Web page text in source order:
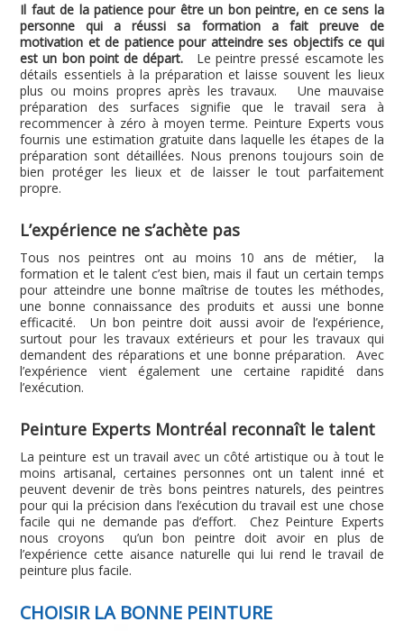
Il faut de la patience pour être un bon peintre, en ce sens la
personne qui a réussi sa formation a fait preuve de
motivation et de patience pour atteindre ses objectifs ce qui
est un bon point de départ.Le peintre pressé escamote les
détails essentiels à la préparation et laisse souvent les lieux
plus ou moins propres après les travaux. Une mauvaise
préparation des surfaces signifie que le travail sera à
recommencer à zéro à moyen terme. Peinture Experts vous
fournis une estimation gratuite dans laquelle les étapes de la
préparation sont détaillées. Nous prenons toujours soin de
bien protéger les lieux et de laisser le tout parfaitement
propre.
L’expérience ne s’achète pas
Tous nos peintres ont au moins 10 ans de métier, la
formation et le talent c’est bien, mais il faut un certain temps
pour atteindre une bonne maîtrise de toutes les méthodes,
une bonne connaissance des produits et aussi une bonne
efficacité. Un bon peintre doit aussi avoir de l’expérience,
surtout pour les travaux extérieurs et pour les travaux qui
demandent des réparations et une bonne préparation. Avec
l’expérience vient également une certaine rapidité dans
l’exécution.
Peinture Experts Montréal reconnaît le talent
La peinture est un travail avec un côté artistique ou à tout le
moins artisanal, certaines personnes ont un talent inné et
peuvent devenir de très bons peintres naturels, des peintres
pour qui la précision dans l’exécution du travail est une chose
facile qui ne demande pas d’effort. Chez Peinture Experts
nous croyons qu’un bon peintre doit avoir en plus de
l’expérience cette aisance naturelle qui lui rend le travail de
peinture plus facile.
CHOISIR LA BONNE PEINTURE